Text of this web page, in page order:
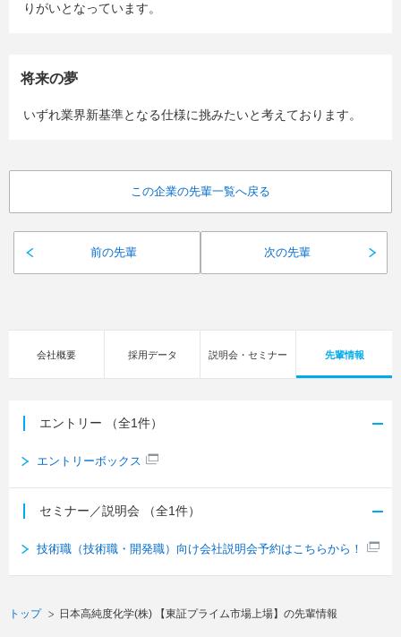
りがいとなっています。
将来の夢
いずれ業界新基準となる仕様に挑みたいと考えております。
前の先輩
この企業の先輩一覧へ戻る
次の先輩
会社概要 採用データ 説明会・セミナー 先輩情報
エントリー （全1件）
エントリーボックス
セミナー／説明会 （全1件）
技術職（技術職・開発職）向け会社説明会予約はこちらから！
トップ 日本高純度化学(株) 【東証プライム市場上場】の先輩情報